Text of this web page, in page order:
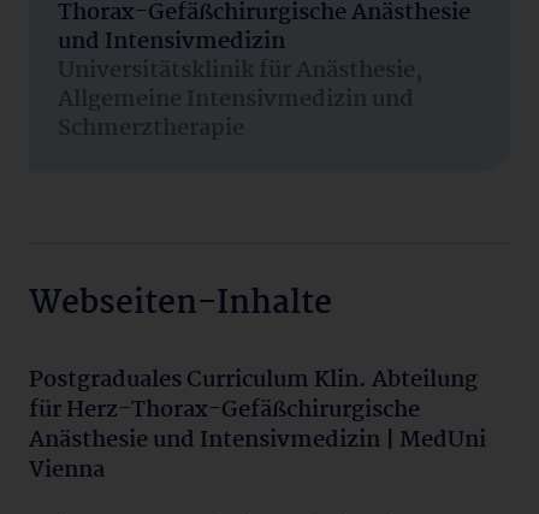
Thorax-Gefäßchirurgische Anästhesie
und Intensivmedizin
Universitätsklinik für Anästhesie,
Allgemeine Intensivmedizin und
Schmerztherapie
Webseiten-Inhalte
Postgraduales Curriculum Klin. Abteilung
für Herz-Thorax-Gefäßchirurgische
Anästhesie und Intensivmedizin | MedUni
Vienna